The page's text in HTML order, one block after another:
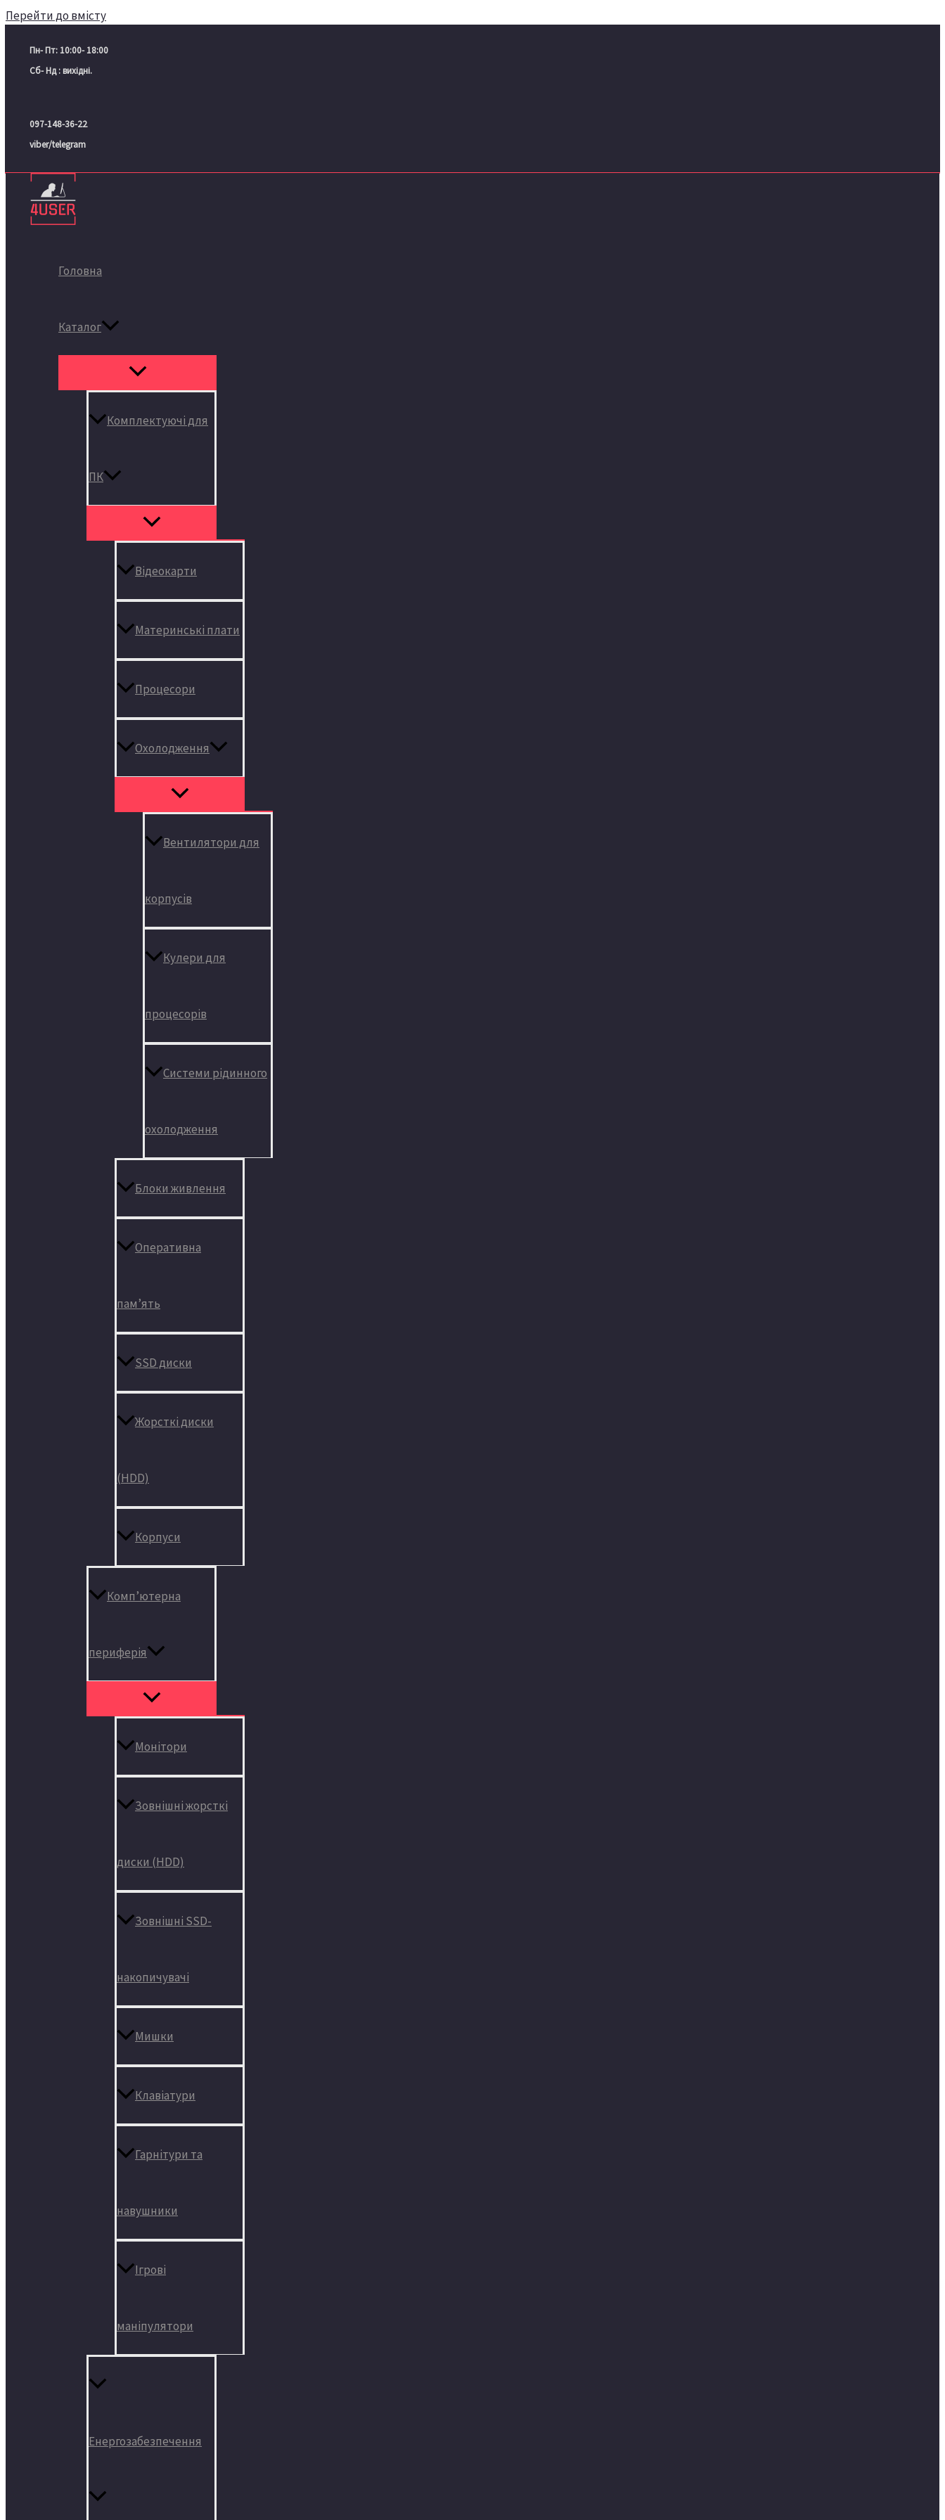
Перейти до вмісту
Пн- Пт: 10:00- 18:00
Сб- Нд : вихідні.
097-148-36-22
viber/telegram
Головна
Каталог
Комплектуючі для
ПК
Відеокарти
Материнські плати
Процесори
Охолодження
Вентилятори для
корпусів
Кулери для
процесорів
Системи рідинного
охолодження
Блоки живлення
Оперативна
пам’ять
SSD диски
Жорсткі диски
(HDD)
Корпуси
Комп’ютерна
периферія
Монітори
Зовнішні жорсткі
диски (HDD)
Зовнішні SSD-
накопичувачі
Мишки
Клавіатури
Гарнітури та
навушники
Ігрові
маніпулятори
Енергозабезпечення